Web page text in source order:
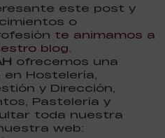
este post y
o
te animamos a
blog.
ofrecemos una
Hostelería,
y Dirección,
Pastelería y
toda nuestra
web: